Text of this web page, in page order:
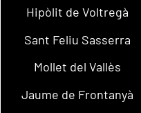
Hipòlit de Voltregà
Sant Feliu Sasserra
Mollet del Vallès
Jaume de Frontanyà